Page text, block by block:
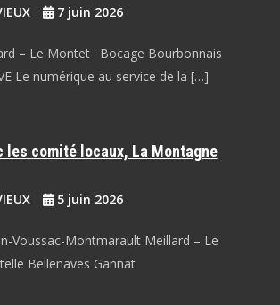
7 juin 2026
– Le Montet · Bocage Bourbonnais
Le numérique au service de la […]
les comité locaux, La Montagne
5 juin 2026
Voussac-Montmarault Meillard – Le
Bellenaves Gannat